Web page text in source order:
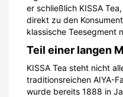
er schließlich KISSA
direkt zu den
klassische Teesegment
Teil einer langen
KISSA Tea steht nicht
traditionsreichen AIYA-
wurde bereits 1888 in